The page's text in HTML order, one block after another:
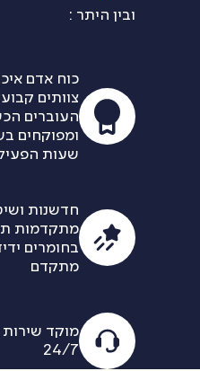
ובין היתר :
כוח אדם
צוותים
העוברים
ומפוקחים
שעות
חדשנות
מתקדמות
בחומרים
מתקדם
מוקד
24/7